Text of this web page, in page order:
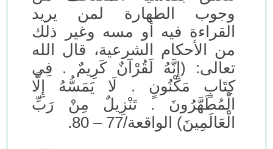
وجوب الطهارة لمن يريد
القراءة فيه أو مسه وغير ذلك
من الأحكام الشرعية، قال الله
تعالى: (إِنَّهُ لَقُرْآنٌ كَرِيمٌ . فِي
كِتَابٍ مَكْنُونٍ . لَا يَمَسُّهُ إِلَّا
الْمُطَهَّرُونَ . تَنْزِيلٌ مِنْ رَبِّ
الْعَالَمِينَ) الواقعة/77 – 80.